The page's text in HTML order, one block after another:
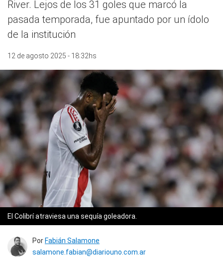
River. Lejos de los 31 goles que marcó la
pasada temporada, fue apuntado por un ídolo
de la institución
12 de agosto 2025 - 18:32hs
El Colibrí atraviesa una sequía goleadora.
Por Fabián Salamone
salamone.fabian@diariouno.com.ar